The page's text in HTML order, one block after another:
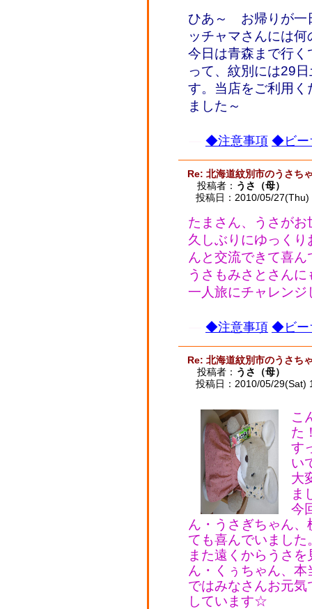
ひあ～ お帰りが一
ッチャマさんには
今日は青森まで行
って、紋別には29
す。当店をご利用
ました～
◆注意事項 ◆ビー
Re: 北海道紋別市のうさち
投稿者： うさ（母）
投稿日：2010/05/
たまさん、うさが
久しぶりにゆっく
んと交流できて喜
うさもみさとさん
一人旅にチャレン
◆注意事項 ◆ビー
Re: 北海道紋別市のうさち
投稿者： うさ（母）
投稿日：2010/05/29(Sat)
こ
た
す
い
大
ま
今
ん・うさぎちゃん
ても喜んでいました
また遠くからうさ
ん・くぅちゃん、
ではみなさんお元
しています☆